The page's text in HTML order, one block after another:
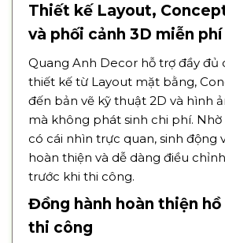
Thiết kế Layout,
và phối cảnh 3D miễn phí
Quang Anh Decor hỗ trợ đầy đủ
thiết kế từ Layout mặt bằng,
đến bản vẽ kỹ thuật 2D và hình
mà không phát sinh chi phí.
có cái nhìn trực quan, sinh động
hoàn thiện và dễ dàng điều
trước khi thi công.
Đồng hành hoàn thiện
thi công